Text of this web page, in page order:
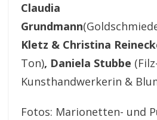
Claudia
Grundmann
Kletz & Christina
Ton), Daniela Stubbe
Kunsthandwerkerin &
Fotos: Marionetten- und